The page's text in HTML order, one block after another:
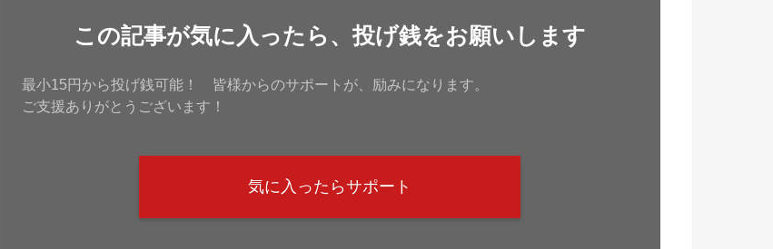
この記事が気に入ったら、投げ銭をお願いします
最小15円から投げ銭可能！ 皆様からのサポートが、励みになります。
ご支援ありがとうございます！
気に入ったらサポート